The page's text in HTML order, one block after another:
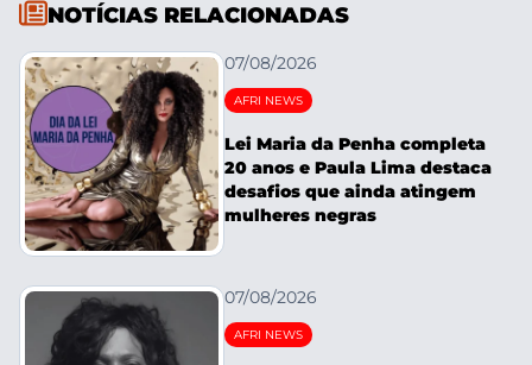
NOTÍCIAS RELACIONADAS
07/08/2026
AFRI NEWS
Lei Maria da Penha completa
20 anos e Paula Lima destaca
desafios que ainda atingem
mulheres negras
07/08/2026
AFRI NEWS